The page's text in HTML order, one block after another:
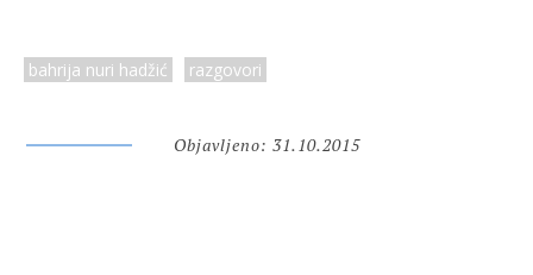
bahrija nuri hadžić razgovori
Objavljeno: 31.10.2015